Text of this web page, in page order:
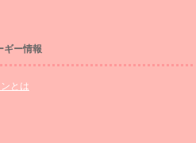
ギー情報
とは